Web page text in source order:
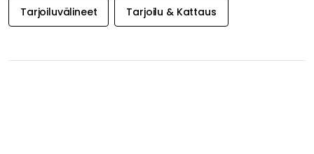
Tarjoiluvälineet Tarjoilu & Kattaus